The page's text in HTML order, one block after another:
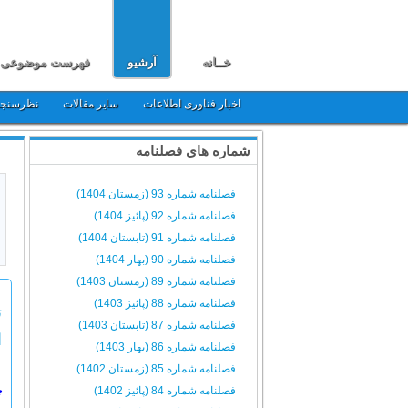
خــانه آرشیو فهرست موضوعی
اخبار فناوری اطلاعات سایر مقالات
شماره های فصلنامه
فصلنامه شماره 93 (زمستان 1404)
فصلنامه شماره 92 (پائیز 1404)
فصلنامه شماره 91 (تابستان 1404)
فصلنامه شماره 90 (بهار 1404)
فصلنامه شماره 89 (زمستان 1403)
فصلنامه شماره 88 (پائیز 1403)
فصلنامه شماره 87 (تابستان 1403)
فصلنامه شماره 86 (بهار 1403)
فصلنامه شماره 85 (زمستان 1402)
فصلنامه شماره 84 (پائیز 1402)